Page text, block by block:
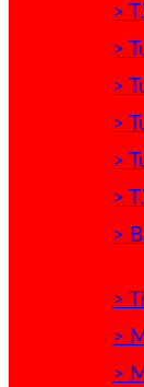
>
>
>
>
>
>
>
>
>
>